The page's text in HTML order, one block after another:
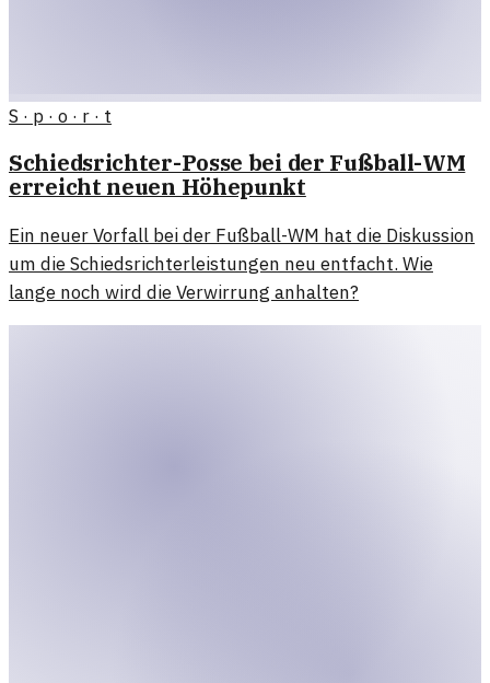
S · p · o · r · t
Schiedsrichter-Posse bei der Fußball-WM
erreicht neuen Höhepunkt
Ein neuer Vorfall bei der Fußball-WM hat die Diskussion
um die Schiedsrichterleistungen neu entfacht. Wie
lange noch wird die Verwirrung anhalten?